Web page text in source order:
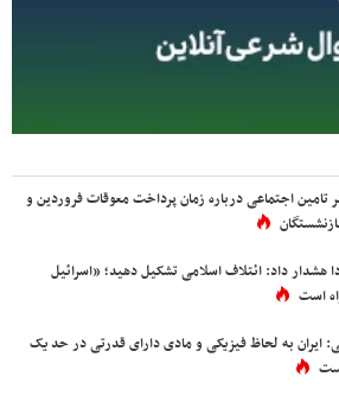
تامین اجتماعی درباره زمان پرداخت معوقات فروردین و
داد: ائتلاف اسلامی تشکیل دهید؛ «اسرائیل
است
ایران به لحاظ فیزیکی و مادی دارای قدرتی در حد یک